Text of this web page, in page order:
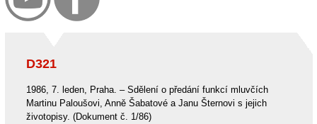
D321
1986, 7. leden, Praha. – Sdělení o předání funkcí mluvčích
Martinu Paloušovi, Anně Šabatové a Janu Šternovi s jejich
životopisy. (Dokument č. 1/86)